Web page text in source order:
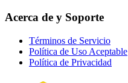
Acerca de y Soporte
Términos de Servicio
Política de Uso Aceptable
Política de Privacidad